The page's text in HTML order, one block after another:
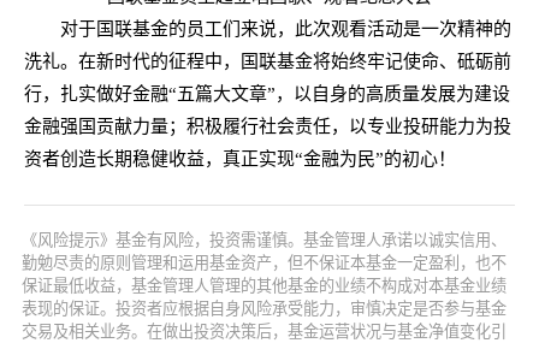
对于国联基金的员工们来说，此次观看活动是一次精神的
洗礼。在新时代的征程中，国联基金将始终牢记使命、砥砺前
行，扎实做好金融“五篇大文章”，以自身的高质量发展为建设
金融强国贡献力量；积极履行社会责任，以专业投研能力为投
资者创造长期稳健收益，真正实现“金融为民”的初心！
《风险提示》基金有风险，投资需谨慎。基金管理人承诺以诚实信用、
勤勉尽责的原则管理和运用基金资产，但不保证本基金一定盈利，也不
保证最低收益，基金管理人管理的其他基金的业绩不构成对本基金业绩
表现的保证。投资者应根据自身风险承受能力，审慎决定是否参与基金
交易及相关业务。在做出投资决策后，基金运营状况与基金净值变化引